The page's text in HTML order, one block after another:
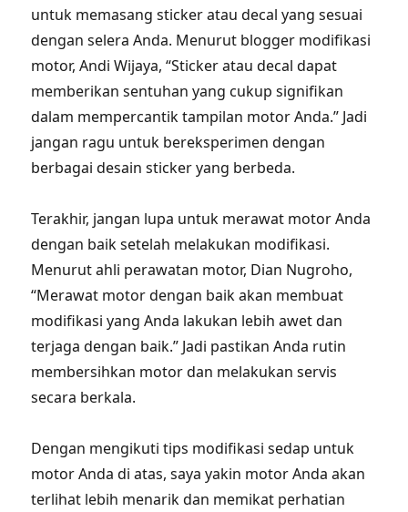
untuk memasang sticker atau decal yang sesuai
dengan selera Anda. Menurut blogger modifikasi
motor, Andi Wijaya, “Sticker atau decal dapat
memberikan sentuhan yang cukup signifikan
dalam mempercantik tampilan motor Anda.” Jadi
jangan ragu untuk bereksperimen dengan
berbagai desain sticker yang berbeda.
Terakhir, jangan lupa untuk merawat motor Anda
dengan baik setelah melakukan modifikasi.
Menurut ahli perawatan motor, Dian Nugroho,
“Merawat motor dengan baik akan membuat
modifikasi yang Anda lakukan lebih awet dan
terjaga dengan baik.” Jadi pastikan Anda rutin
membersihkan motor dan melakukan servis
secara berkala.
Dengan mengikuti tips modifikasi sedap untuk
motor Anda di atas, saya yakin motor Anda akan
terlihat lebih menarik dan memikat perhatian